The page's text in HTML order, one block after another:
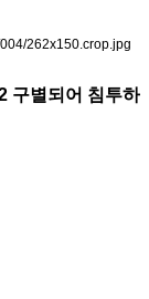
구별되어 침투하